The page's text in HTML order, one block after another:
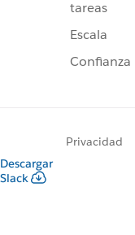
tareas
Escala
Confianza
Descargar
Slack
Privacidad